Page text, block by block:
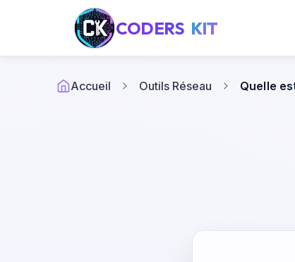
CODERS KIT
Accueil Outils Réseau Quelle